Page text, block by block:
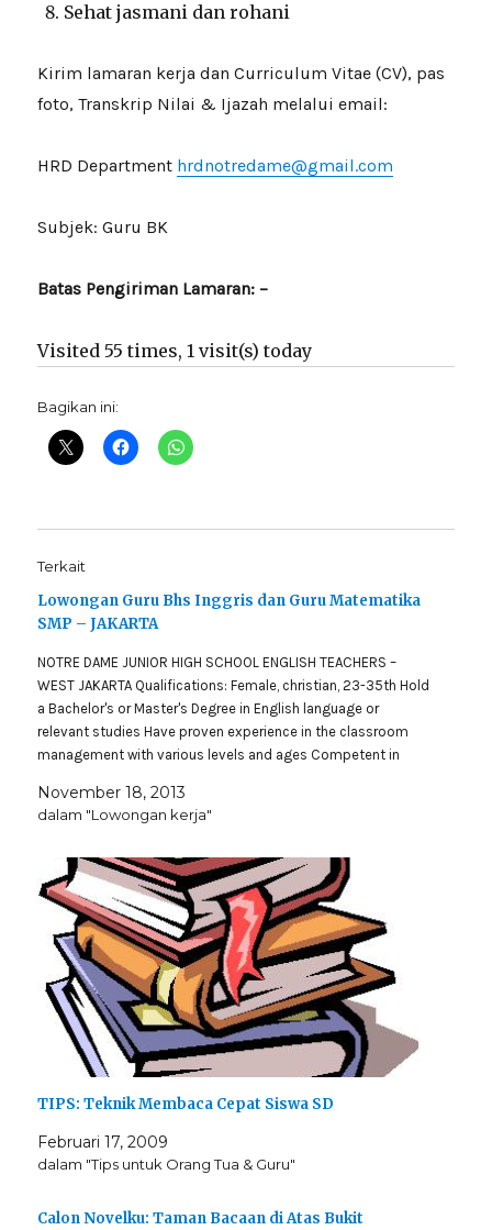
Sehat jasmani dan rohani
Kirim lamaran kerja dan Curriculum Vitae (CV), pas
foto, Transkrip Nilai & Ijazah melalui email:
HRD Department hrdnotredame@gmail.com
Subjek: Guru BK
Batas Pengiriman Lamaran: –
Visited 55 times, 1 visit(s) today
Bagikan ini:
Terkait
Lowongan Guru Bhs Inggris dan Guru Matematika
SMP – JAKARTA
NOTRE DAME JUNIOR HIGH SCHOOL ENGLISH TEACHERS –
WEST JAKARTA Qualifications: Female, christian, 23-35th Hold
a Bachelor's or Master's Degree in English language or
relevant studies Have proven experience in the classroom
management with various levels and ages Competent in
resourceful, and students-oriented A…
November 18, 2013
dalam "Lowongan kerja"
TIPS: Teknik Membaca Cepat Siswa SD
Februari 17, 2009
dalam "Tips untuk Orang Tua & Guru"
Calon Novelku: Taman Bacaan di Atas Bukit